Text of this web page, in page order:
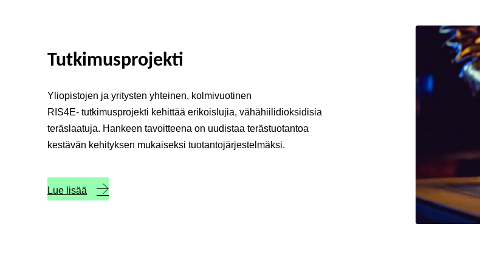
Tutkimusprojekti
Yliopistojen ja yritysten yhteinen, kolmivuotinen
RIS4E- tutkimusprojekti kehittää erikoislujia, vähähiilidioksidisia
teräslaatuja. Hankeen tavoitteena on uudistaa terästuotantoa
kestävän kehityksen mukaiseksi tuotantojärjestelmäksi.
Lue lisää